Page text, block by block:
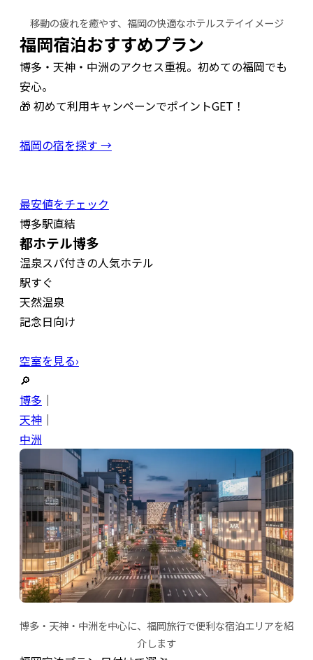
移動の疲れを癒やす、福岡の快適なホテルステイイメージ
福岡宿泊おすすめプラン
博多・天神・中洲のアクセス重視。初めての福岡でも
安心。
🎁 初めて利用キャンペーンでポイントGET！
福岡の宿を探す →
最安値をチェック
博多駅直結
都ホテル博多
温泉スパ付きの人気ホテル
駅すぐ
天然温泉
記念日向け
空室を見る›
🔎
博多 ｜
天神｜
中洲
博多・天神・中洲を中心に、福岡旅行で便利な宿泊エリアを紹
介します